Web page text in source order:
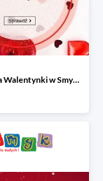
Prezenty na Walentynki w Smyku do -60%